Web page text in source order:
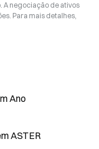
A negociação de ativos
Para mais detalhes,
Ano
ASTER